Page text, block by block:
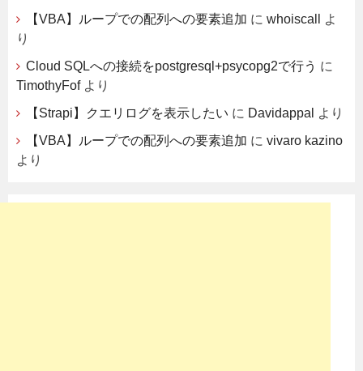
【VBA】ループでの配列への要素追加 に whoiscall
よ
り
Cloud SQLへの接続をpostgresql+psycopg2で行う に
TimothyFofより
【Strapi】クエリログを表示したい に Davidappal
より
【VBA】ループでの配列への要素追加 に vivaro kazino
より